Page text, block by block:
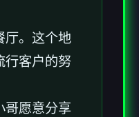
厅。这个地
行客户的努
哥愿意分享